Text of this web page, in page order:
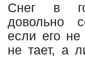
Снег в
довольно
если его
не тает, а